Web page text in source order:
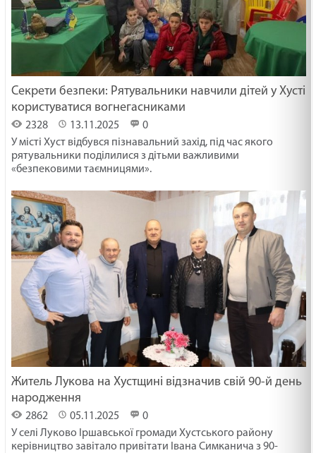
Секрети безпеки: Рятувальники навчили дітей у Хусті
користуватися вогнегасниками
2328 13.11.2025
0
У місті Хуст відбувся пізнавальний захід, під час якого
рятувальники поділилися з дітьми важливими
«безпековими таємницями».
Житель Лукова на Хустщині відзначив свій 90-й день
народження
2862 05.11.2025
0
У селі Луково Іршавської громади Хустського району
керівництво завітало привітати Івана Симканича з 90-